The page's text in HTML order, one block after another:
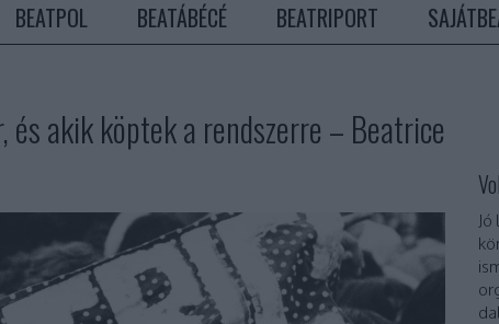
BEATPOL BEATÁBÉCÉ BEATRIPORT
akik köptek a rendszerre – Beatrice